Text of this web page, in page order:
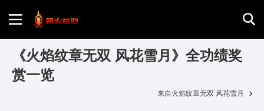
首页
游戏评测
《火焰纹章无双 风花雪月》全功绩奖
赏一览
来自火焰纹章无双 风花雪月